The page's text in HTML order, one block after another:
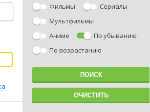
Фильмы
Сериалы
Мультфильмы
Аниме
По убыванию
По возрастанию